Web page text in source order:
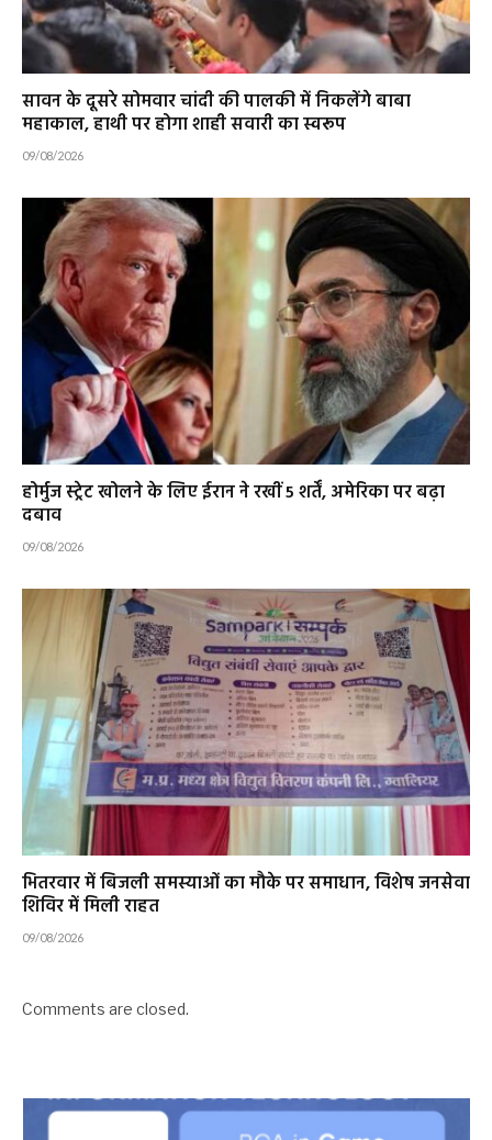
सावन के दूसरे सोमवार चांदी की पालकी में निकलेंगे बाबा
महाकाल, हाथी पर होगा शाही सवारी का स्वरूप
09/08/2026
होर्मुज स्ट्रेट खोलने के लिए ईरान ने रखीं 5 शर्तें, अमेरिका पर बढ़ा
दबाव
09/08/2026
भितरवार में बिजली समस्याओं का मौके पर समाधान, विशेष जनसेवा
शिविर में मिली राहत
09/08/2026
Comments are closed.